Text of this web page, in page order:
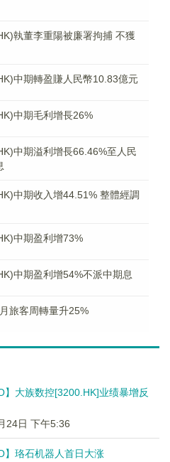
執董李重陽被廉署拘捕 不獲
中期轉盈賺人民幣10.83億元
中期毛利增長26%
中期溢利增長66.46%至人民
中期收入增44.51% 整體經調
中期盈利增73%
中期盈利增54%不派中期息
旅客周轉量升25%
】大族数控[3200.HK]业绩暴增反
24日 下午5:36
】珞石机器人首日大涨